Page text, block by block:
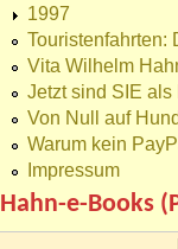
1997
Touristenfahrten:
Vita Wilhelm
Jetzt sind SIE als
Von Null auf
Warum kein
Impressum
Hahn-e-Books